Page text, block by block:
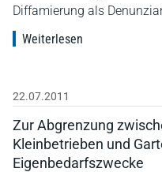
Diffamierung als
Weiterlesen
22.07.2011
Zur Abgrenzung
Kleinbetrieben und
Eigenbedarfszwecke